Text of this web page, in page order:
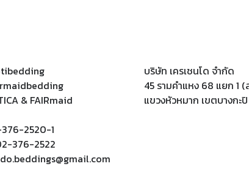
& FAIRmaid
2520-1
376-2522
บริษัท เครเชนโด จำกัด
45 รามคำแหง 68 แยก 1
แขวงหัวหมาก เขตบางกะ